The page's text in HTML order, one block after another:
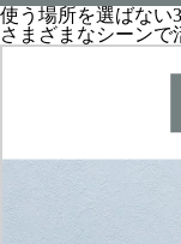
使う場所を選ばない
さまざまなシーンで